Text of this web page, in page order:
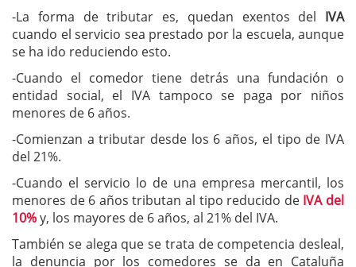
-La forma de tributar es, quedan exentos del IVA
cuando el servicio sea prestado por la escuela, aunque
se ha ido reduciendo esto.
-Cuando el comedor tiene detrás una fundación o
entidad social, el IVA tampoco se paga por niños
menores de 6 años.
-Comienzan a tributar desde los 6 años, el tipo de IVA
del 21%.
-Cuando el servicio lo de una empresa mercantil, los
menores de 6 años tributan al tipo reducido de IVA del
10%y, los mayores de 6 años, al 21% del IVA.
También se alega que se trata de competencia desleal,
la denuncia por los comedores se da en Cataluña